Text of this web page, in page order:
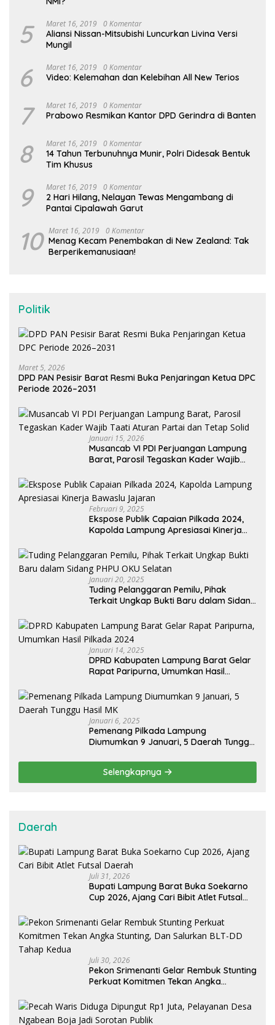
5 Maret 16, 2019 0 Komentar
Aliansi Nissan-Mitsubishi Luncurkan Livina Versi
Mungil
6 Maret 16, 2019 0 Komentar
Video: Kelemahan dan Kelebihan All New Terios
7 Maret 16, 2019 0 Komentar
Prabowo Resmikan Kantor DPD Gerindra di Banten
8 Maret 16, 2019 0 Komentar
14 Tahun Terbunuhnya Munir, Polri Didesak Bentuk
Tim Khusus
9 Maret 16, 2019 0 Komentar
2 Hari Hilang, Nelayan Tewas Mengambang di
Pantai Cipalawah Garut
10 Maret 16, 2019 0 Komentar
Menag Kecam Penembakan di New Zealand: Tak
Berperikemanusiaan!
Politik
Maret 5, 2026
DPD PAN Pesisir Barat Resmi Buka Penjaringan Ketua DPC
Periode 2026–2031
Januari 15, 2026
Musancab VI PDI Perjuangan Lampung
Barat, Parosil Tegaskan Kader Wajib
Februari 9, 2025
Ekspose Publik Capaian Pilkada 2024,
Kapolda Lampung Apresiasai Kinerja
Januari 20, 2025
Tuding Pelanggaran Pemilu, Pihak
Terkait Ungkap Bukti Baru dalam Sidang
Januari 14, 2025
DPRD Kabupaten Lampung Barat Gelar
Rapat Paripurna, Umumkan Hasil
Januari 6, 2025
Pemenang Pilkada Lampung
Diumumkan 9 Januari, 5 Daerah Tunggu
Selengkapnya
Daerah
Juli 31, 2026
Bupati Lampung Barat Buka Soekarno
Cup 2026, Ajang Cari Bibit Atlet Futsal
Juli 30, 2026
Pekon Srimenanti Gelar Rembuk Stunting
Perkuat Komitmen Tekan Angka
Kedua